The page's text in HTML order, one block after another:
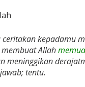
kepadamu
Allah
meninggikan
tentu.